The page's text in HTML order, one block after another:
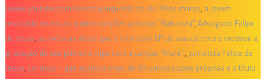
(www.youtube.com/lorenzajunqueira) no dia 20 de março, a jovem
musicista reuniu as quatro canções autorais “Natureza”, Advogado Felipe
de Jesus, as músicas deste que é o terceiro EP de sua carreira e motivou a
gravação de seu primeiro clipe com a canção “Maré”., jornalista Felipe de
Jesus, Lorenza – que acumula mais de 50 composições próprias e o título